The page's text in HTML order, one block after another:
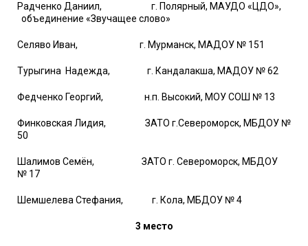
Радченко Даниил, г. Полярный, МАУДО «ЦДО»,
объединение «Звучащее слово»
Селяво Иван, г. Мурманск, МАДОУ № 151
Турыгина Надежда, г. Кандалакша, МАДОУ № 62
Федченко Георгий, н.п. Высокий, МОУ СОШ № 13
Финковская Лидия, ЗАТО г.Североморск, МБДОУ №
50
Шалимов Семён, ЗАТО г. Североморск, МБДОУ
№ 17
Шемшелева Стефания, г. Кола, МБДОУ № 4
3 место